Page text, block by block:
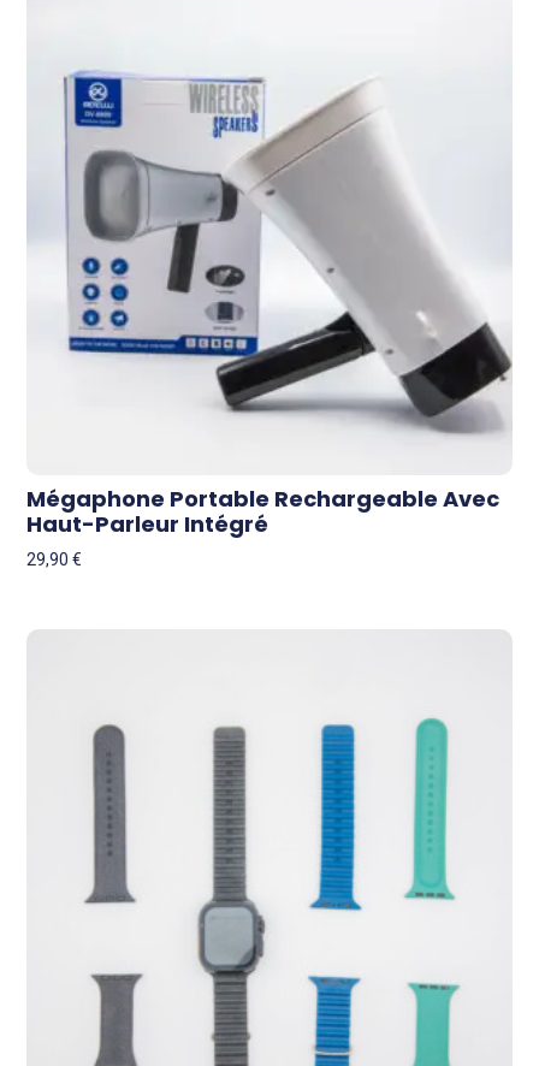
Mégaphone Portable Rechargeable Avec
Haut-Parleur Intégré
29,90€